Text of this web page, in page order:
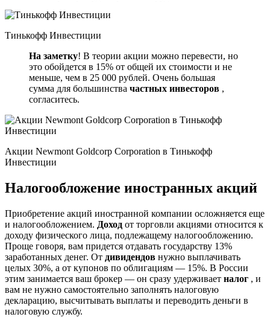
Тинькофф Инвестиции
На заметку! В теории акции можно перевести, но
это обойдется в 15% от общей их стоимости и не
меньше, чем в 25 000 рублей. Очень большая
сумма для большинства частных инвесторов ,
согласитесь.
Акции Newmont Goldcorp Corporation в Тинькофф
Инвестиции
Налогообложение иностранных акций
Приобретение акций иностранной компании осложняется еще
и налогообложением. Доход от торговли акциями относится к
доходу физического лица, подлежащему налогообложению.
Проще говоря, вам придется отдавать государству 13%
заработанных денег. От дивидендов нужно выплачивать
целых 30%, а от купонов по облигациям — 15%. В России
этим занимается ваш брокер — он сразу удерживает налог , и
вам не нужно самостоятельно заполнять налоговую
декларацию, высчитывать выплаты и переводить деньги в
налоговую службу.